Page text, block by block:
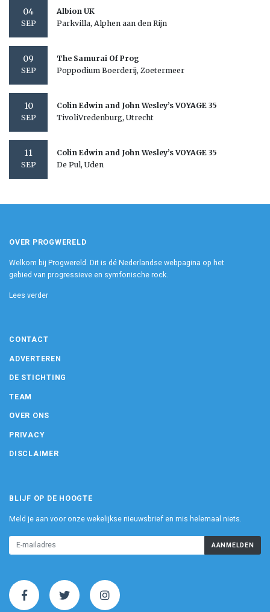
04
SEP
Albion UK
Parkvilla, Alphen aan den Rijn
09
SEP
The Samurai Of Prog
Poppodium Boerderij, Zoetermeer
10
SEP
Colin Edwin and John Wesley’s VOYAGE 35
TivoliVredenburg, Utrecht
11
SEP
Colin Edwin and John Wesley’s VOYAGE 35
De Pul, Uden
OVER PROGWERELD
Welkom bij Progwereld. Dit is dé Nederlandse webpagina op het
gebied van progressieve en symfonische rock.
Lees verder
CONTACT
ADVERTEREN
DE STICHTING
TEAM
OVER ONS
PRIVACY
DISCLAIMER
BLIJF OP DE HOOGTE
Meld je aan voor onze wekelijkse nieuwsbrief en mis helemaal niets.
AANMELDEN